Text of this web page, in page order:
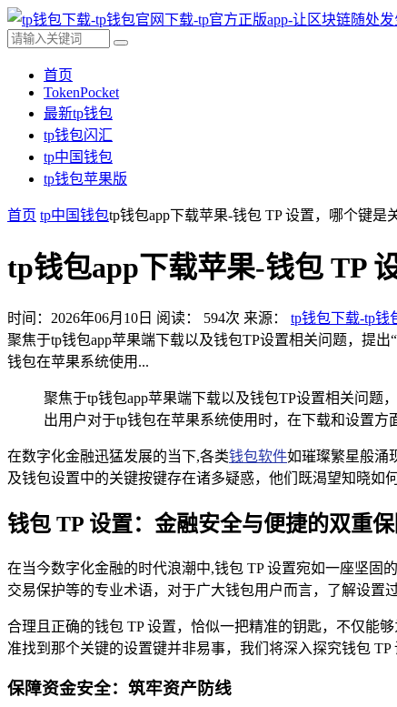
首页
TokenPocket
最新tp钱包
tp钱包闪汇
tp中国钱包
tp钱包苹果版
首页 tp中国钱包tp钱包app下载苹果-钱包 TP 设置，哪个键是
tp钱包app下载苹果-钱包 TP
时间：2026年06月10日 阅读： 594次 来源： tp钱包下载-tp钱
聚焦于tp钱包app苹果端下载以及钱包TP设置相关问题，提
钱包在苹果系统使用...
聚焦于tp钱包app苹果端下载以及钱包TP设置相关问题
出用户对于tp钱包在苹果系统使用时，在下载和设置
在数字化金融迅猛发展的当下,各类钱包软件如璀璨繁星般涌
及钱包设置中的关键按键存在诸多疑惑，他们既渴望知晓如
钱包 TP 设置：金融安全与便捷的双重
在当今数字化金融的时代浪潮中,钱包 TP 设置宛如一座坚固
交易保护等的专业术语，对于广大钱包用户而言，了解设置
合理且正确的钱包 TP 设置，恰似一把精准的钥匙，不仅能
准找到那个关键的设置键并非易事，我们将深入探究钱包
保障资金安全：筑牢资产防线